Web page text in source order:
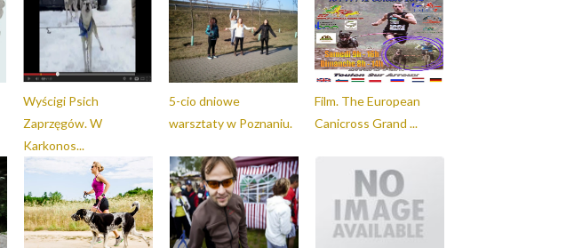
Wyścigi Psich
Zaprzęgów. W
Karkonos...
5-cio dniowe
warsztaty w Poznaniu.
Film. The European
Canicross Grand ...